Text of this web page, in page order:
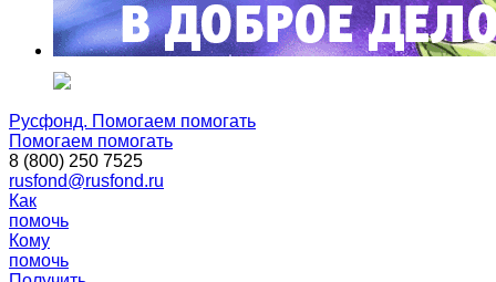
Русфонд. Помогаем помогать
Помогаем помогать
8 (800) 250 7525
rusfond@rusfond.ru
Как
помочь
Кому
помочь